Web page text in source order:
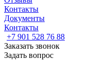
Контакты
Документы
Контакты
+7 901 528 76 88
Заказать звонок
Задать вопрос